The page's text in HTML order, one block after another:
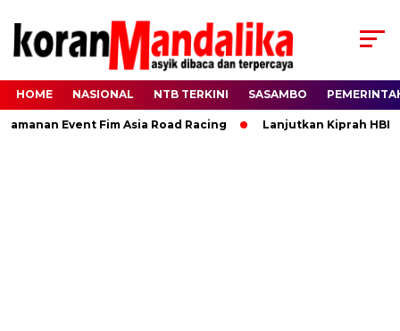
HOME NASIONAL NTB TERKINI SASAMBO
Event Fim Asia Road Racing Lanjutkan Kiprah HBK,